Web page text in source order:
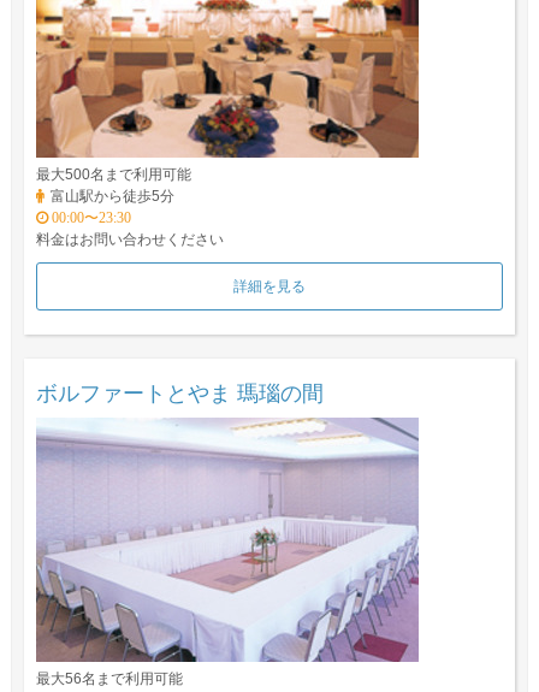
最大500名まで利用可能
富山駅から徒歩5分
00:00〜23:30
料金はお問い合わせください
詳細を見る
ボルファートとやま 瑪瑙の間
最大56名まで利用可能